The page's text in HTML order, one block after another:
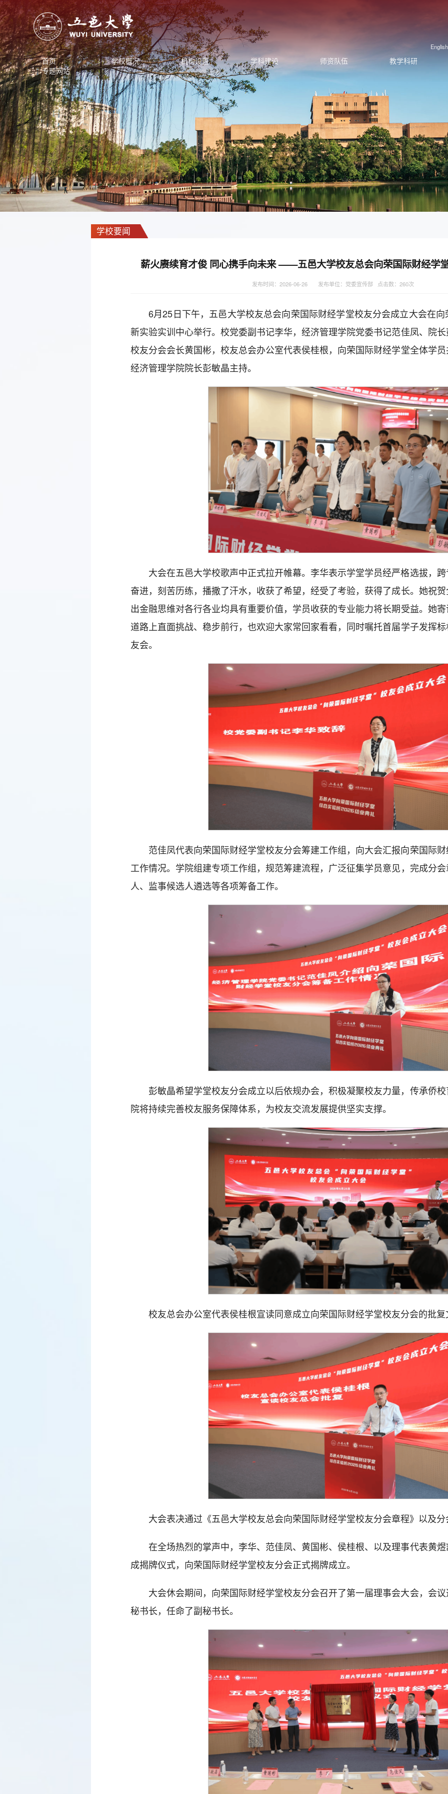
English
首页 学校概况 机构设置 学科建设 师资队伍
教学科研
专题网站
学校要闻
薪火赓续育才俊 同心携手向未来 ——五邑大学校友总会向荣国际财经学
发布时间：2026-06-26 发布单位：党委宣传部 点击数： 260次
6月25日下午，五邑大学校友总会向荣国际财经学堂校友分会成立大会在
新实验实训中心举行。校党委副书记李华，经济管理学院党委书记范佳凤、院
校友分会会长黄国彬，校友总会办公室代表侯桂根，向荣国际财经学堂全体学
经济管理学院院长彭敏晶主持。
大会在五邑大学校歌声中正式拉开帷幕。李华表示学堂学员经严格选拔，
奋进，刻苦历练，播撒了汗水，收获了希望，经受了考验，获得了成长。她祝
出金融思维对各行各业均具有重要价值，学员收获的专业能力将长期受益。她
道路上直面挑战、稳步前行，也欢迎大家常回家看看，同时嘱托首届学子发挥
友会。
范佳凤代表向荣国际财经学堂校友分会筹建工作组，向大会汇报向荣国际
工作情况。学院组建专项工作组，规范筹建流程，广泛征集学员意见，完成分
人、监事候选人遴选等各项筹备工作。
彭敏晶希望学堂校友分会成立以后依规办会，积极凝聚校友力量，传承侨
院将持续完善校友服务保障体系，为校友交流发展提供坚实支撑。
校友总会办公室代表侯桂根宣读同意成立向荣国际财经学堂校友分会的批
大会表决通过《五邑大学校友总会向荣国际财经学堂校友分会章程》以及
在全场热烈的掌声中，李华、范佳凤、黄国彬、侯桂根、以及理事代表黄
成揭牌仪式，向荣国际财经学堂校友分会正式揭牌成立。
大会休会期间，向荣国际财经学堂校友分会召开了第一届理事会大会，会
秘书长，任命了副秘书长。